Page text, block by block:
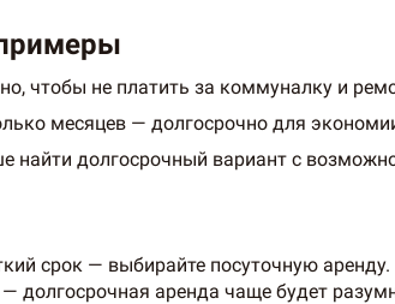
чтобы не платить за коммуналку и
месяцев — долгосрочно для
найти долгосрочный вариант с
срок — выбирайте посуточную
долгосрочная аренда чаще будет